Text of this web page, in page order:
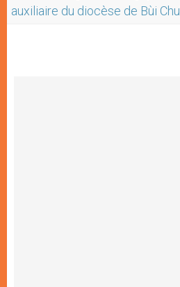
auxiliaire du diocèse de Bùi Chu